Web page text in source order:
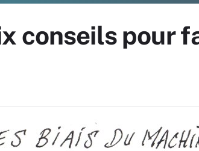
conseils pour